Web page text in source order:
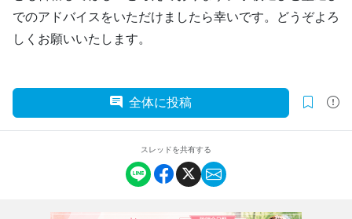
でのアドバイスをいただけましたら幸いです。どうぞよろ
しくお願いいたします。
全体に投稿
スレッドを共有する